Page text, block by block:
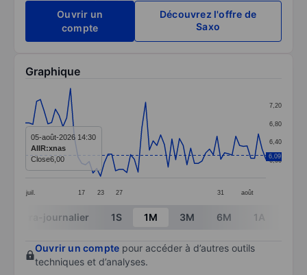
Ouvrir un
compte
Découvrez l'offre de
Saxo
Graphique
Line chart with 65 data points.
The chart has 1 X axis displaying categories.
The chart has 1 Y axis displaying values. Data
juil. 17 23 27 31 août
6,00
6,40
6,80
7,20
6,09
05-août-2026 14:30
AIIR:xnas
Close6,00
End of interactive chart.
Intra-journalier 1S 1M 3M 6M 1A
Ouvrir un compte pour accéder à d’autres outils
techniques et d’analyses.